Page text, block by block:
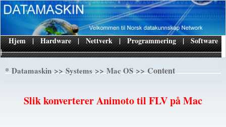
|
Hjem | Hardware | Nettverk | Programmering | Software
*Datamaskin>>Systems>>Mac OS>> Content
Slik konverterer Animoto til FLV på Mac